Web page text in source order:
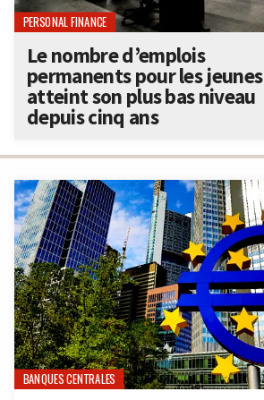
BANQUES CENTRALES
PERSONAL FINANCE
Le nombre d’emplois
permanents pour les jeunes
atteint son plus bas niveau
depuis cinq ans